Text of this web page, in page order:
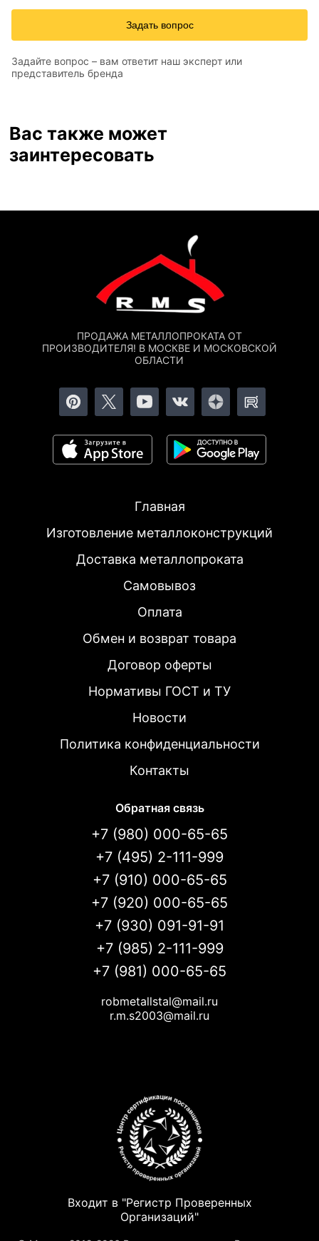
Задать вопрос
Задайте вопрос – вам ответит наш эксперт или
представитель бренда
Вас также может
заинтересовать
ПРОДАЖА МЕТАЛЛОПРОКАТА ОТ
ПРОИЗВОДИТЕЛЯ! В МОСКВЕ И МОСКОВСКОЙ
ОБЛАСТИ
Главная
Изготовление металлоконструкций
Доставка металлопроката
Самовывоз
Оплата
Обмен и возврат товара
Договор оферты
Нормативы ГОСТ и ТУ
Новости
Политика конфиденциальности
Контакты
Обратная связь
+7 (980) 000-65-65
+7 (495) 2-111-999
+7 (910) 000-65-65
+7 (920) 000-65-65
+7 (930) 091-91-91
+7 (985) 2-111-999
+7 (981) 000-65-65
robmetallstal@mail.ru
r.m.s2003@mail.ru
Входит в "Регистр Проверенных
Организаций"